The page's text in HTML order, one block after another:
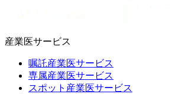
産業医サービス
嘱託産業医サービス
専属産業医サービス
スポット産業医サービス